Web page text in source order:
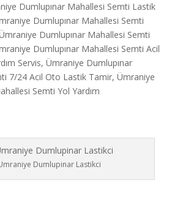
Dumlupınar Mahallesi Semti Lastik
Dumlupınar Mahallesi Semti
Dumlupınar Mahallesi Semti
Dumlupınar Mahallesi Semti Acil
Servis, Ümraniye Dumlupınar
7/24 Acil Oto Lastik Tamir, Ümraniye
Semti Yol Yardım
Dumlupinar Lastikci